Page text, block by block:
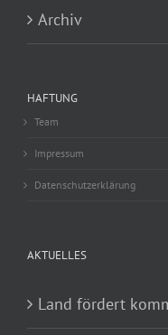
Archiv
HAFTUNG
Team
Impressum
Datenschutzerklärung
AKTUELLES
Land fördert